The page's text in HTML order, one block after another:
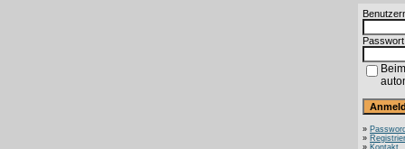
»
»
» Kontakt